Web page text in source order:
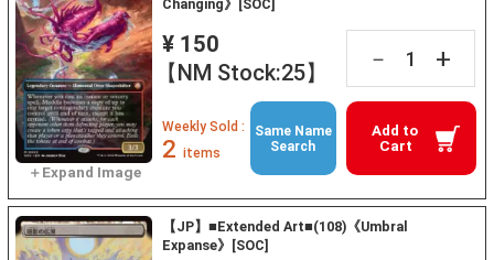
Changing》[SOC]
¥ 150
【NM Stock:25】
－ +
Add to
Cart
Weekly Sold :
2 items
Same Name
Search
【JP】■Extended Art■(108)《Umbral
Expanse》[SOC]